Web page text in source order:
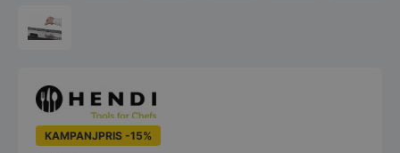
KAMPANJPRIS -15%